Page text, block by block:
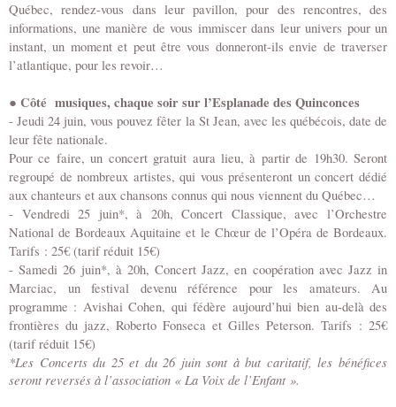
Québec, rendez-vous dans leur pavillon, pour des rencontres, des
informations, une manière de vous immiscer dans leur univers pour un
instant, un moment et peut être vous donneront-ils envie de traverser
l’atlantique, pour les revoir…
● Côté musiques, chaque soir sur l’Esplanade des Quinconces
- Jeudi 24 juin, vous pouvez fêter la St Jean, avec les québécois, date de
leur fête nationale.
Pour ce faire, un concert gratuit aura lieu, à partir de 19h30. Seront
regroupé de nombreux artistes, qui vous présenteront un concert dédié
aux chanteurs et aux chansons connus qui nous viennent du Québec…
- Vendredi 25 juin*, à 20h, Concert Classique, avec l’Orchestre
National de Bordeaux Aquitaine et le Chœur de l’Opéra de Bordeaux.
Tarifs : 25€ (tarif réduit 15€)
- Samedi 26 juin*, à 20h, Concert Jazz, en coopération avec Jazz in
Marciac, un festival devenu référence pour les amateurs. Au
programme : Avishai Cohen, qui fédère aujourd’hui bien au-delà des
frontières du jazz, Roberto Fonseca et Gilles Peterson. Tarifs : 25€
(tarif réduit 15€)
*Les Concerts du 25 et du 26 juin sont à but caritatif, les bénéfices
seront reversés à l’association « La Voix de l’Enfant ».